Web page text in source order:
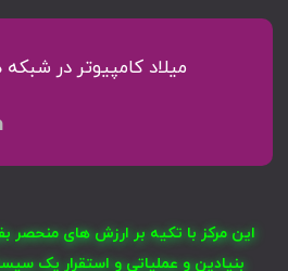
میلاد کامپیوتر در
این مرکز با تکیه بر ارزش های منحصر
بنیادین و عملیاتی و استقرار یک